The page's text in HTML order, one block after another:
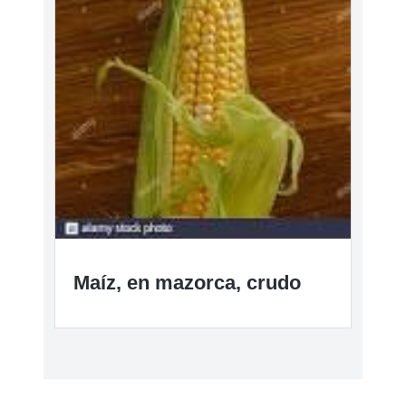
Maíz, en mazorca, crudo